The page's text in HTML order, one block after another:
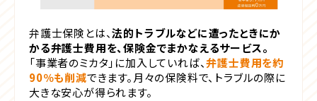
弁護士保険とは、法的トラブルなどに遭ったときにか
かる弁護士費用を、保険金でまかなえるサービス。
「事業者のミカタ」に加入していれば、弁護士費用を約
90％も削減できます。月々の保険料で、トラブルの際に
大きな安心が得られます。